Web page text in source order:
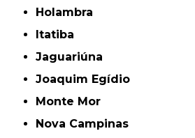
Holambra
Itatiba
Jaguariúna
Joaquim Egídio
Monte Mor
Nova Campinas